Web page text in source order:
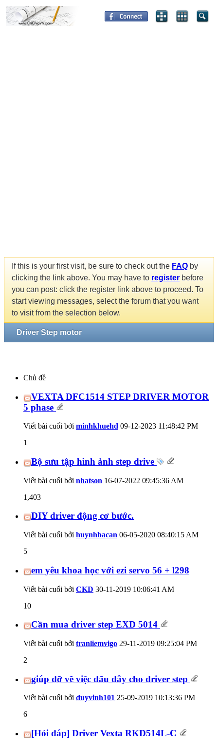
If this is your first visit, be sure to check out the FAQ by
clicking the link above. You may have to register before
you can post: click the register link above to proceed. To
start viewing messages, select the forum that you want
to visit from the selection below.
Driver Step motor
Chủ đề
VEXTA DFC1514 STEP DRIVER MOTOR
5 phase
Viết bài cuối bởi minhkhuehd 09-12-2023 11:48:42 PM
1
Bộ sưu tập hình ảnh step drive
Viết bài cuối bởi nhatson 16-07-2022 09:45:36 AM
1,403
DIY driver động cơ bước.
Viết bài cuối bởi huynhbacan 06-05-2020 08:40:15 AM
5
em yêu khoa học với ezi servo 56 + l298
Viết bài cuối bởi CKD 30-11-2019 10:06:41 AM
10
Cần mua driver step EXD 5014
Viết bài cuối bởi tranliemvigo 29-11-2019 09:25:04 PM
2
giúp đỡ về việc đấu dây cho driver step
Viết bài cuối bởi duyvinh101 25-09-2019 10:13:36 PM
6
[Hỏi đáp] Driver Vexta RKD514L-C